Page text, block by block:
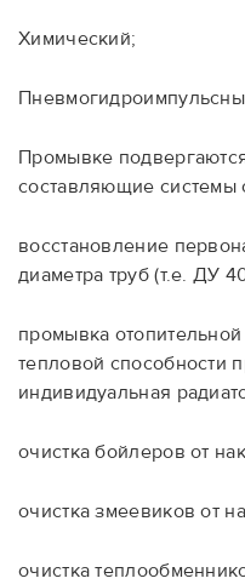
Химический;
Промывке
составляющие системы
восстановление
диаметра труб (т.е. ДУ
промывка
тепловой способности
индивидуальная
очистка бойлеров от
очистка змеевиков от
очистка